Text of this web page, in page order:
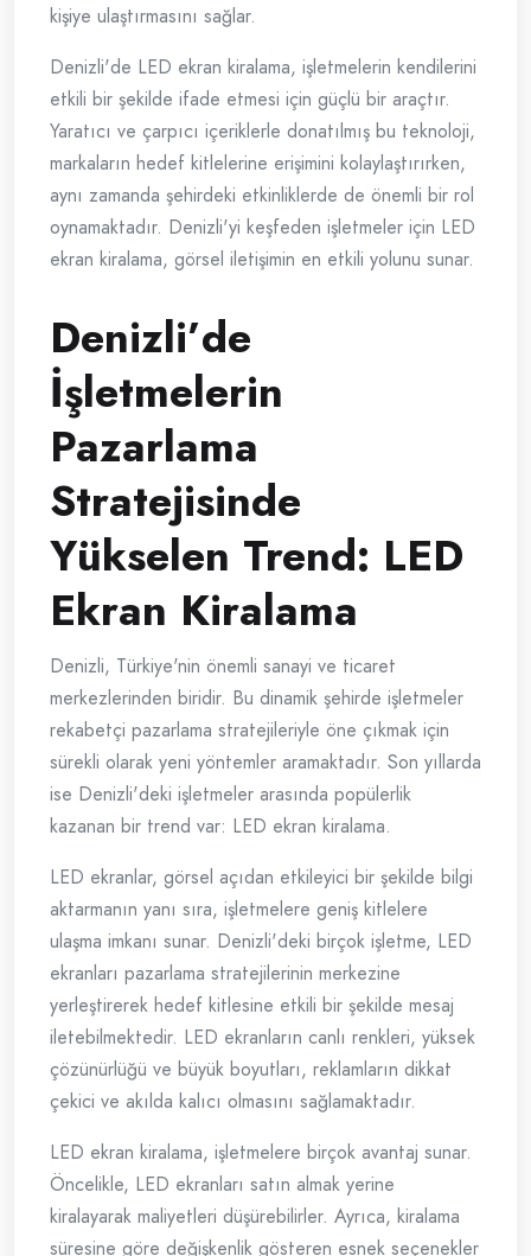
kişiye ulaştırmasını sağlar.
Denizli'de LED ekran kiralama, işletmelerin kendilerini
etkili bir şekilde ifade etmesi için güçlü bir araçtır.
Yaratıcı ve çarpıcı içeriklerle donatılmış bu teknoloji,
markaların hedef kitlelerine erişimini kolaylaştırırken,
aynı zamanda şehirdeki etkinliklerde de önemli bir rol
oynamaktadır. Denizli'yi keşfeden işletmeler için LED
ekran kiralama, görsel iletişimin en etkili yolunu sunar.
Denizli’de
İşletmelerin
Pazarlama
Stratejisinde
Yükselen Trend: LED
Ekran Kiralama
Denizli, Türkiye'nin önemli sanayi ve ticaret
merkezlerinden biridir. Bu dinamik şehirde işletmeler
rekabetçi pazarlama stratejileriyle öne çıkmak için
sürekli olarak yeni yöntemler aramaktadır. Son yıllarda
ise Denizli'deki işletmeler arasında popülerlik
kazanan bir trend var: LED ekran kiralama.
LED ekranlar, görsel açıdan etkileyici bir şekilde bilgi
aktarmanın yanı sıra, işletmelere geniş kitlelere
ulaşma imkanı sunar. Denizli'deki birçok işletme, LED
ekranları pazarlama stratejilerinin merkezine
yerleştirerek hedef kitlesine etkili bir şekilde mesaj
iletebilmektedir. LED ekranların canlı renkleri, yüksek
çözünürlüğü ve büyük boyutları, reklamların dikkat
çekici ve akılda kalıcı olmasını sağlamaktadır.
LED ekran kiralama, işletmelere birçok avantaj sunar.
Öncelikle, LED ekranları satın almak yerine
kiralayarak maliyetleri düşürebilirler. Ayrıca, kiralama
süresine göre değişkenlik gösteren esnek seçenekler